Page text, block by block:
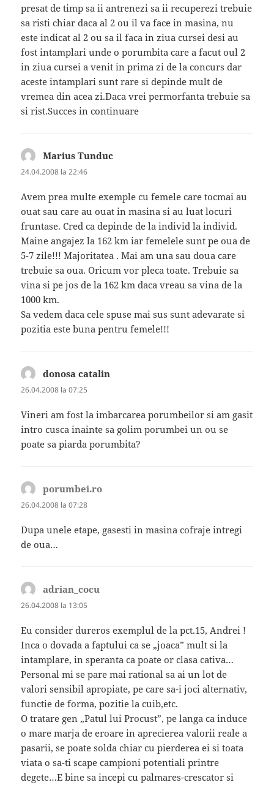
presat de timp sa ii antrenezi sa ii recuperezi trebuie
sa risti chiar daca al 2 ou il va face in masina, nu
este indicat al 2 ou sa il faca in ziua cursei desi au
fost intamplari unde o porumbita care a facut oul 2
in ziua cursei a venit in prima zi de la concurs dar
aceste intamplari sunt rare si depinde mult de
vremea din acea zi.Daca vrei permorfanta trebuie sa
si rist.Succes in continuare
Marius Tunduc
24.04.2008 la 22:46
Avem prea multe exemple cu femele care tocmai au
ouat sau care au ouat in masina si au luat locuri
fruntase. Cred ca depinde de la individ la individ.
Maine angajez la 162 km iar femelele sunt pe oua de
5-7 zile!!! Majoritatea . Mai am una sau doua care
trebuie sa oua. Oricum vor pleca toate. Trebuie sa
vina si pe jos de la 162 km daca vreau sa vina de la
1000 km.
Sa vedem daca cele spuse mai sus sunt adevarate si
pozitia este buna pentru femele!!!
donosa catalin
26.04.2008 la 07:25
Vineri am fost la imbarcarea porumbeilor si am gasit
intro cusca inainte sa golim porumbei un ou se
poate sa piarda porumbita?
porumbei.ro
26.04.2008 la 07:28
Dupa unele etape, gasesti in masina cofraje intregi
de oua…
adrian_cocu
26.04.2008 la 13:05
Eu consider dureros exemplul de la pct.15, Andrei !
Inca o dovada a faptului ca se „joaca” mult si la
intamplare, in speranta ca poate or clasa cativa…
Personal mi se pare mai rational sa ai un lot de
valori sensibil apropiate, pe care sa-i joci alternativ,
functie de forma, pozitie la cuib,etc.
O tratare gen „Patul lui Procust”, pe langa ca induce
o mare marja de eroare in aprecierea valorii reale a
pasarii, se poate solda chiar cu pierderea ei si toata
viata o sa-ti scape campioni potentiali printre
degete…E bine sa incepi cu palmares-crescator si